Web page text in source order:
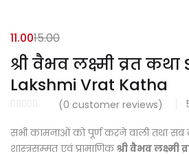
श्री वैभव लक्ष्मी व्रत
Lakshmi Vrat Katha
(0 customer reviews)
11.0015.00
सभी कामनाओं को पूर्ण करने वाली तथा सब
शास्त्रसम्मत एवं प्रामाणिकश्री वैभव लक्ष्मी
Login with your
Remember me
Login